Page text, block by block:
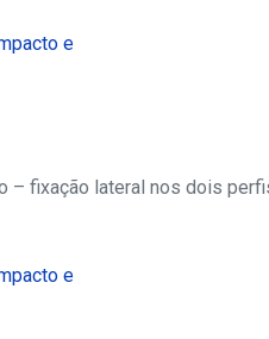
– fixação lateral nos dois